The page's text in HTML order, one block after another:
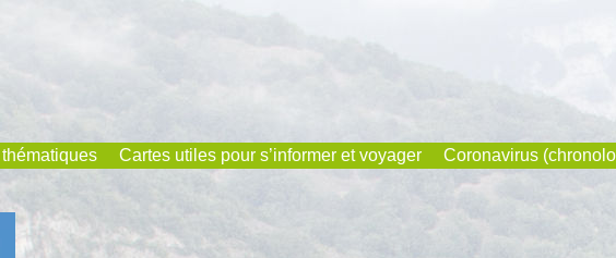
Cartes utiles pour s’informer et voyager Coronavirus